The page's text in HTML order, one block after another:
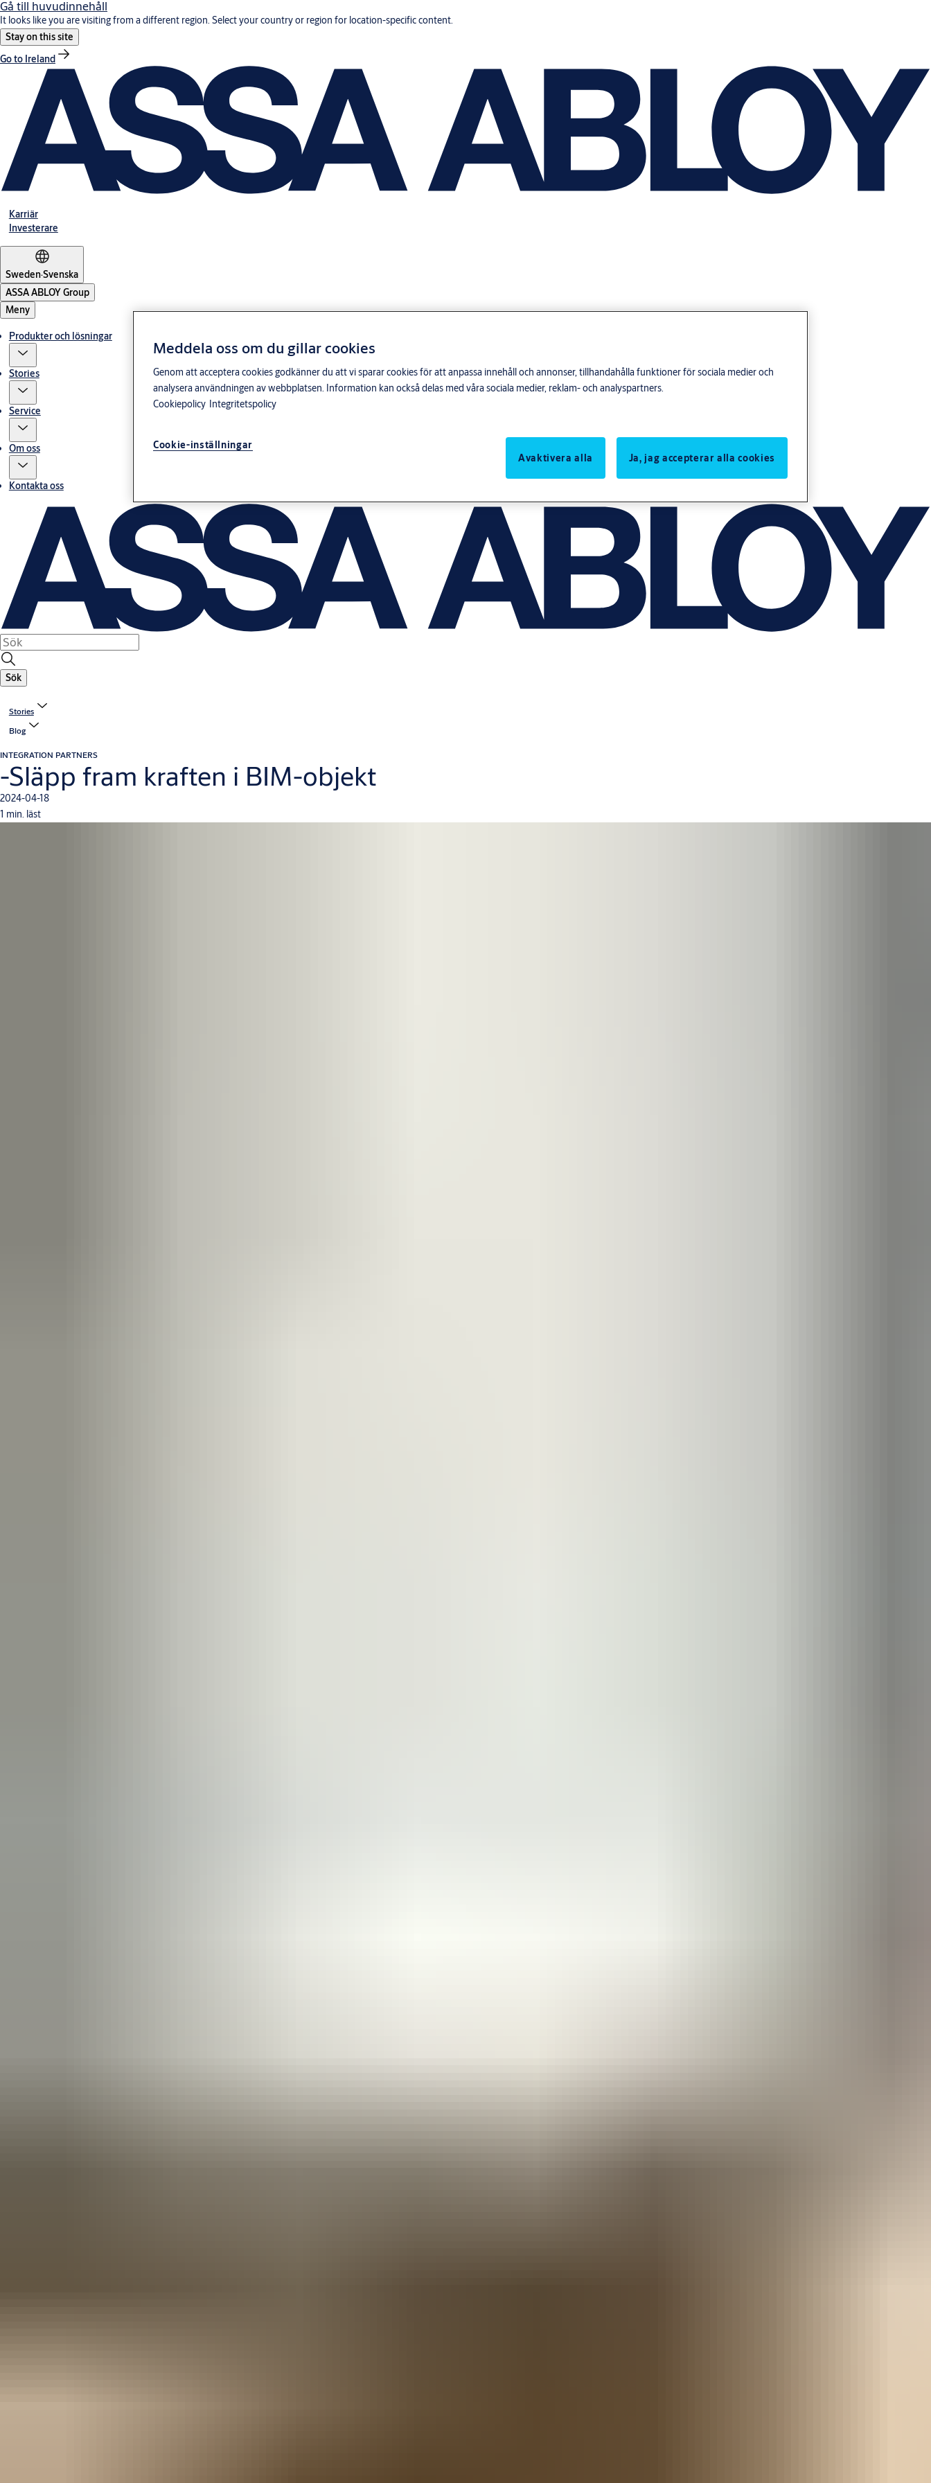
Gå till huvudinnehåll
It looks like you are visiting from a different region. Select your country or region for location-specific content.
Stay on this site
Go to Ireland
Karriär
Investerare
Sweden·Svenska
ASSA ABLOY Group
Meny
Produkter och lösningar
Stories
Service
Om oss
Kontakta oss
Sök
Stories
Blog
INTEGRATION PARTNERS
-Släpp fram kraften i BIM-objekt
2024-04-18
1 min. läst
Meddela oss om du gillar cookies
Genom att acceptera cookies godkänner du att vi sparar cookies för att anpassa innehåll och annonser, tillhandahålla funktioner för sociala medier och
analysera användningen av webbplatsen. Information kan också delas med våra sociala medier, reklam- och analyspartners.
Cookiepolicy Integritetspolicy
Cookie-inställningar
Avaktivera alla
Ja, jag accepterar alla cookies